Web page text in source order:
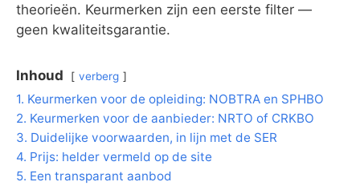
theorieën. Keurmerken zijn een eerste filter —
geen kwaliteitsgarantie.
Inhoud verberg
1. Keurmerken voor de opleiding: NOBTRA en SPHBO
2. Keurmerken voor de aanbieder: NRTO of CRKBO
3. Duidelijke voorwaarden, in lijn met de SER
4. Prijs: helder vermeld op de site
5. Een transparant aanbod